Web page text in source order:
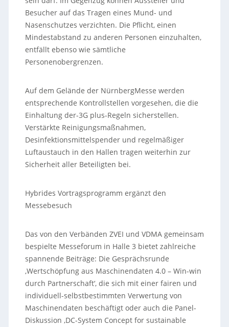
Besucher auf das Tragen eines Mund- und
Nasenschutzes verzichten. Die Pflicht, einen
Mindestabstand zu anderen Personen einzuhalten,
entfällt ebenso wie sämtliche
Personenobergrenzen.
Auf dem Gelände der NürnbergMesse werden
entsprechende Kontrollstellen vorgesehen, die die
Einhaltung der-3G plus-Regeln sicherstellen.
Verstärkte Reinigungsmaßnahmen,
Desinfektionsmittelspender und regelmäßiger
Luftaustauch in den Hallen tragen weiterhin zur
Sicherheit aller Beteiligten bei.
Hybrides Vortragsprogramm ergänzt den
Messebesuch
Das von den Verbänden ZVEI und VDMA gemeinsam
bespielte Messeforum in Halle 3 bietet zahlreiche
spannende Beiträge: Die Gesprächsrunde
‚Wertschöpfung aus Maschinendaten 4.0 – Win-win
durch Partnerschaft‘, die sich mit einer fairen und
individuell-selbstbestimmten Verwertung von
Maschinendaten beschäftigt oder auch die Panel-
Diskussion ‚DC-System Concept for sustainable